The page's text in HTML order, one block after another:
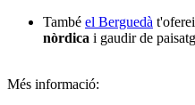
També el Berguedà
nòrdica i gaudir de
Més informació: